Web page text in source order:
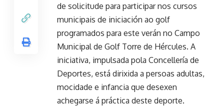
de solicitude para participar nos cursos
municipais de iniciación ao golf
programados para este verán no Campo
Municipal de Golf Torre de Hércules. A
iniciativa, impulsada pola Concellería de
Deportes, está dirixida a persoas adultas,
mocidade e infancia que desexen
achegarse á práctica deste deporte.